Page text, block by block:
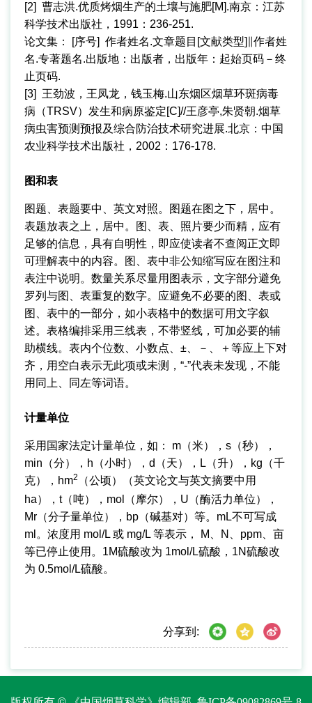
[2] 曹志洪.优质烤烟生产的土壤与施肥[M].南京：江苏
科学技术出版社，1991：236-251.
论文集： [序号] 作者姓名.文章题目[文献类型]∥作者姓
名.专著题名.出版地：出版者，出版年：起始页码－终
止页码.
[3] 王劲波，王凤龙，钱玉梅.山东烟区烟草环斑病毒
病（TRSV）发生和病原鉴定[C]//王彦亭,朱贤朝.烟草
病虫害预测预报及综合防治技术研究进展.北京：中国
农业科学技术出版社，2002：176-178.
图和表
图题、表题要中、英文对照。图题在图之下，居中。
表题放表之上，居中。图、表、照片要少而精，应有
足够的信息，具有自明性，即应使读者不查阅正文即
可理解表中的内容。图、表中非公知缩写应在图注和
表注中说明。数量关系尽量用图表示，文字部分避免
罗列与图、表重复的数字。应避免不必要的图、表或
图、表中的一部分，如小表格中的数据可用文字叙
述。表格编排采用三线表，不带竖线，可加必要的辅
助横线。表内个位数、小数点、±、－、＋等应上下对
齐，用空白表示无此项或未测，“-”代表未发现，不能
用同上、同左等词语。
计量单位
采用国家法定计量单位，如： m（米），s（秒），
min（分），h（小时），d（天），L（升），kg（千
克），hm2
（公顷）（英文论文与英文摘要中用
ha），t（吨），mol（摩尔），U（酶活力单位），
Mr（分子量单位），bp（碱基对）等。mL不可写成
ml。浓度用 mol/L 或 mg/L 等表示， M、N、ppm、亩
等已停止使用。1M硫酸改为 1mol/L硫酸，1N硫酸改
为 0.5mol/L硫酸。
分享到: